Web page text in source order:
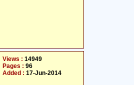
Views : 14949
Pages : 96
Added : 17-Jun-2014